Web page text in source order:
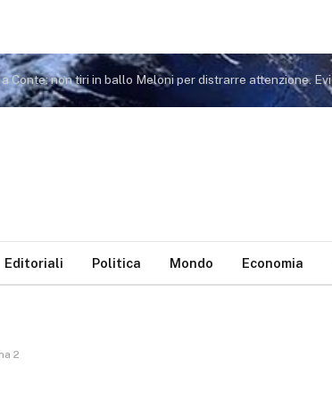
Editoriali Politica Mondo Economia
2